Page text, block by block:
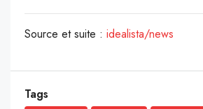
Source et suite : idealista/news
Tags